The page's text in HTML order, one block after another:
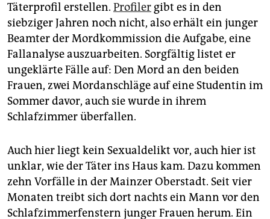
Täterprofil erstellen. Profiler gibt es in den
siebziger Jahren noch nicht, also erhält ein junger
Beamter der Mordkommission die Aufgabe, eine
Fallanalyse auszuarbeiten. Sorgfältig listet er
ungeklärte Fälle auf: Den Mord an den beiden
Frauen, zwei Mordanschläge auf eine Studentin im
Sommer davor, auch sie wurde in ihrem
Schlafzimmer überfallen.
Auch hier liegt kein Sexualdelikt vor, auch hier ist
unklar, wie der Täter ins Haus kam. Dazu kommen
zehn Vorfälle in der Mainzer Oberstadt. Seit vier
Monaten treibt sich dort nachts ein Mann vor den
Schlafzimmerfenstern junger Frauen herum. Ein